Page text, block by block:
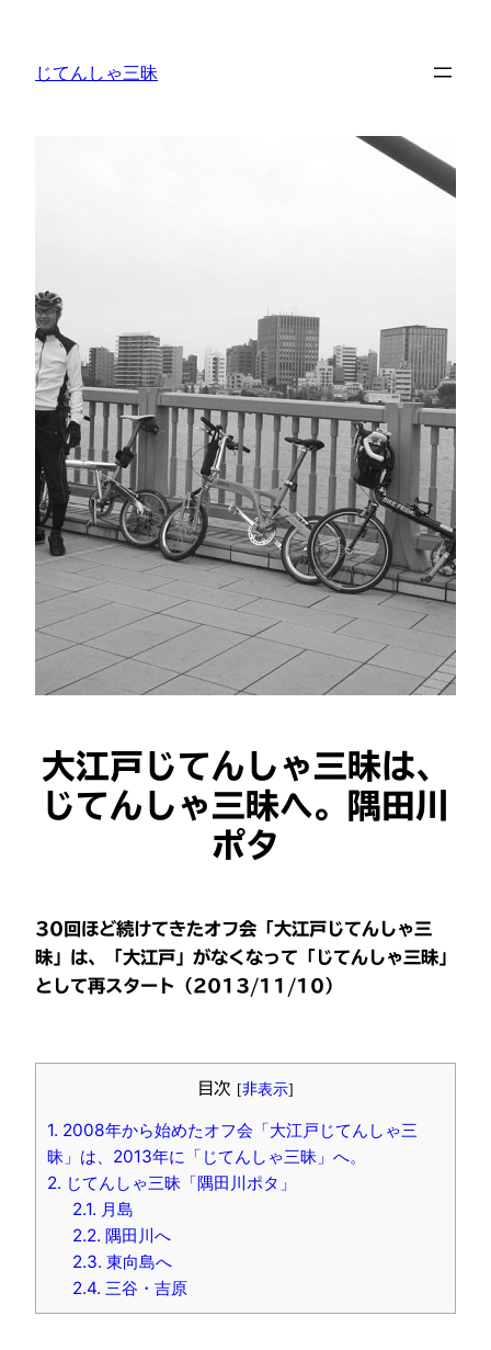
じてんしゃ三昧
大江戸じてんしゃ三昧は、
じてんしゃ三昧へ。隅田川
ポタ
30回ほど続けてきたオフ会「大江戸じてんしゃ三
昧」は、「大江戸」がなくなって「じてんしゃ三昧」
として再スタート（2013/11/10）
目次 [非表示]
1. 2008年から始めたオフ会「大江戸じてんしゃ三
昧」は、2013年に「じてんしゃ三昧」へ。
2. じてんしゃ三昧「隅田川ポタ」
2.1. 月島
2.2. 隅田川へ
2.3. 東向島へ
2.4. 三谷・吉原